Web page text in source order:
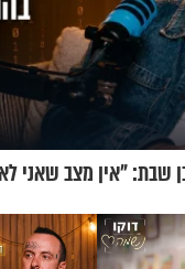
שבת: "אין מצב שאני